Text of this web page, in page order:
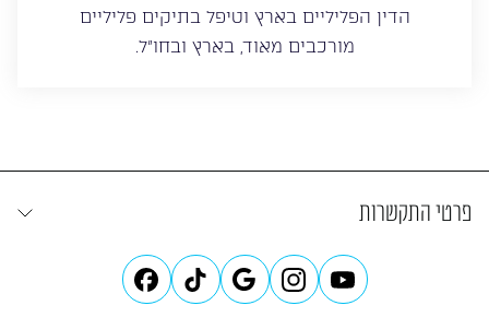
הדין הפליליים בארץ וטיפל בתיקים פליליים
מורכבים מאוד, בארץ ובחו”ל.
פרטי התקשרות